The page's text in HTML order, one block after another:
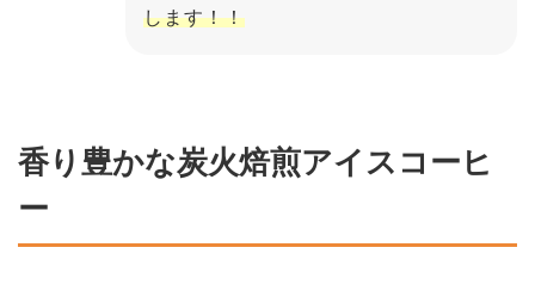
します！！
香り豊かな炭火焙煎アイスコーヒ
ー